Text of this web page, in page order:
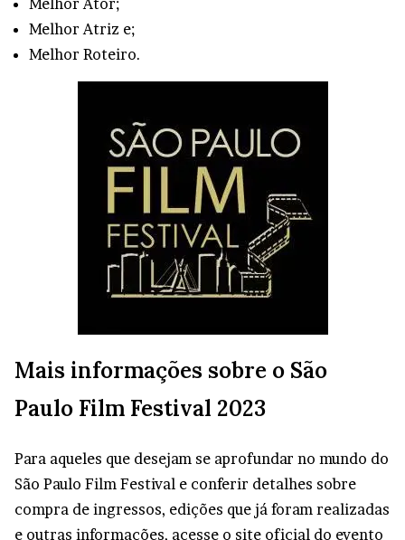
Melhor Atriz e;
Melhor Roteiro.
Mais informações sobre o São
Paulo Film Festival 2023
Para aqueles que desejam se aprofundar no mundo do
São Paulo Film Festival e conferir detalhes sobre
compra de ingressos, edições que já foram realizadas
e outras informações, acesse o site oficial do evento